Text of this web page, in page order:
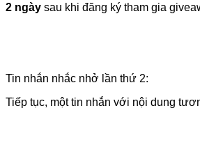
2 ngày sau khi đăng ký tham gia
Tin nhắn nhắc nhở lần thứ 2:
Tiếp tục, một tin nhắn với nội dung